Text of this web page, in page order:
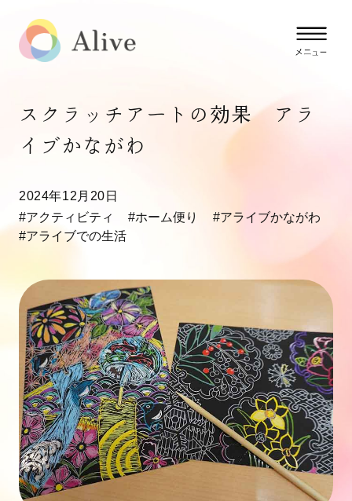
スクラッチアートの効果 アラ
イブかながわ
2024年12月20日
#アクティビティ
#ホーム便り
#アライブかながわ
#アライブでの生活